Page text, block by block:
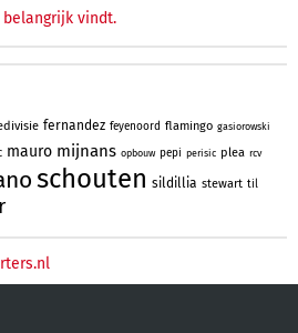
vindt.
fernandez feyenoord flamingo gasiorowski
mauro mijnans opbouw pepi perisic plea rcv
schouten sildillia stewart til